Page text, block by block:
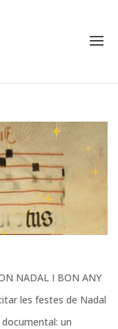
NADAL I BON ANY
les festes de Nadal
un